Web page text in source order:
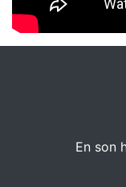
NYXmag 2.
En son